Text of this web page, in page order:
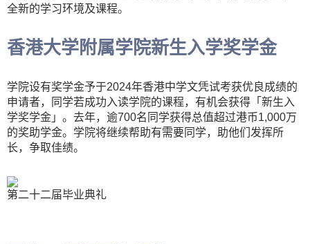
全新的学习环境及课程。
香港大学附属学院新生入学奖学金
学院设有奖学金予于2024年香港中学文凭试考获优良成绩的
申请者，同学若成功入读学院的课程，有机会获得「新生入
学奖学金」。去年，逾700名同学获得总值超过港币1,000万
的奖助学金。学院将继续帮助有需要同学，助他们发挥所
长，争取佳绩。
第二十二届毕业典礼